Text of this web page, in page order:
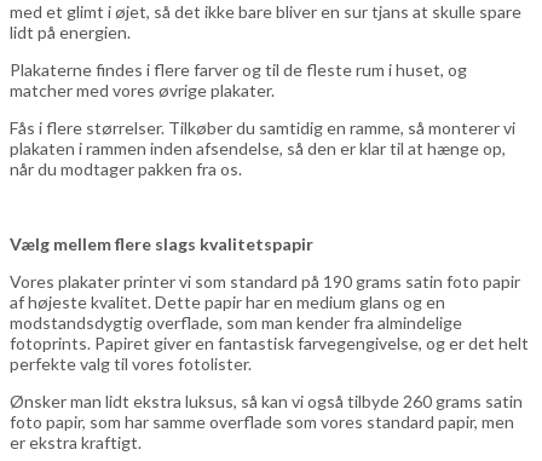
med et glimt i øjet, så det ikke bare bliver en sur tjans at skulle spare
lidt på energien.
Plakaterne findes i flere farver og til de fleste rum i huset, og
matcher med vores øvrige plakater.
Fås i flere størrelser. Tilkøber du samtidig en ramme, så monterer vi
plakaten i rammen inden afsendelse, så den er klar til at hænge op,
når du modtager pakken fra os.
Vælg mellem flere slags kvalitetspapir
Vores plakater printer vi som standard på 190 grams satin foto papir
af højeste kvalitet. Dette papir har en medium glans og en
modstandsdygtig overflade, som man kender fra almindelige
fotoprints. Papiret giver en fantastisk farvegengivelse, og er det helt
perfekte valg til vores fotolister.
Ønsker man lidt ekstra luksus, så kan vi også tilbyde 260 grams satin
foto papir, som har samme overflade som vores standard papir, men
er ekstra kraftigt.